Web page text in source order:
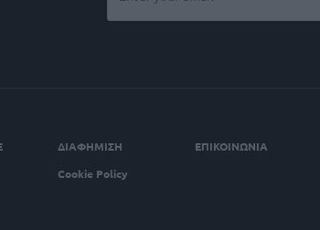
ΔΙΑΦΗΜΙΣΗ
ΕΠΙΚΟΙΝΩΝΙΑ
Cookie Policy